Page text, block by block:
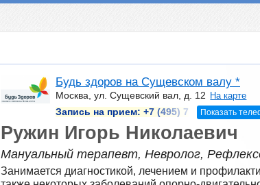
Будь здоров на Сущевском валу *
Москва, ул. Сущевский вал, д. 12 На карте
Запись на прием: +7 (495) 7 Показать
Ружин Игорь Николаевич
Мануальный терапевт, Невролог,
Занимается диагностикой, лечением и